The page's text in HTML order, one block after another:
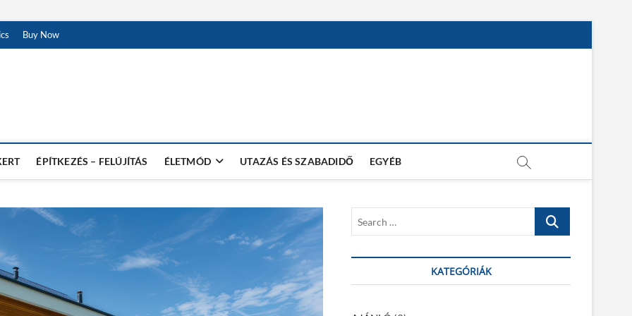
Buy Now
ÉPÍTKEZÉS – FELÚJÍTÁS ÉLETMÓD UTAZÁS ÉS SZABADIDŐ EGYÉB
r
KATEGÓRIÁK